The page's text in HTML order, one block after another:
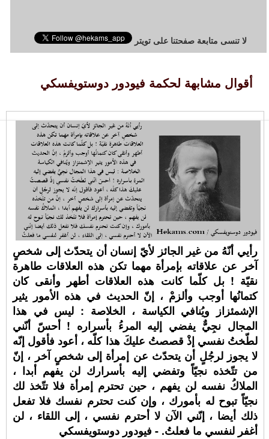
لا تنسى متابعة صفحتنا على تويتر
أقوال مشابهة لحكمة فيودور دوستويفسكي
رأيي أنّهُ من غير الجائز لأيّ إنسان أن يتحدّث إلى شخصٍ
آخر عن علاقاته بإمرأة مهما تكن هذه العلاقات طاهرة
نقيّة ! بل كلّما كانت هذه العلاقات أطهر وأنقى كان
كتمانُها أوجب وألزمْ ، إنّ الحديث في هذه الأمور يثير
الإشمئزاز ويُنافي الكياسة ، الخلاصة : ليس في هذا
المجال نجِيٌّ يفضي إليه المرءُ بأسراره ! أحسّ أنّني
لطّختُ نفسي إذْ قصصتُ عليكَ هذا كلّه ، أعود فأقول إنّه
لا يجوز لرجُلٍ أن يتحدّث عن إمرأة إلى شخصٍ آخر ، إنّ
من تتّخذه نجيّاً وتفضي إليه بأسرارك لن يفهم أبدا ،
الملاكُ نفسه لن يفهم ، حين تحترم إمرأة فلا تتّخذ لك
نجيّاً تبوح له بأمورك ، وإن كنت تحترم نفسك فلا تفعل
ذلك أيضا ، إنّني الآن لا أحترم نفسي ، إلى اللقاء ، لن
أغفر لنفسي ما فعلتُ. - فيودور دوستويفسكي